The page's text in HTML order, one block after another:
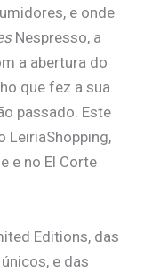
e onde
Nespresso, a
a abertura do
que fez a sua
passado. Este
LeiriaShopping,
e no El Corte
Editions, das
e das